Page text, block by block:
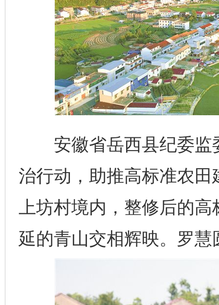
安徽省岳西县纪委监
治行动，助推高标准农
上坊村境内，整修后的
延的青山交相辉映。罗慧